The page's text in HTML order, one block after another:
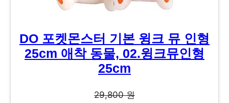
DO 포켓몬스터 기본 윙크 뮤 인형
25cm 애착 동물, 02.윙크뮤인형
25cm
29,800 원